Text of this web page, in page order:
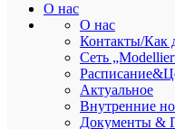
Modellierton
О нас
О нас
Контакты/Как
Сеть
Актуальное
Внутренние
Документы &
Идет набор в
Дата:26.07.2025